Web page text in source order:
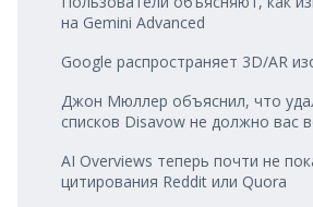
на Gemini Advanced
Google распространяет 3D/AR
Джон Мюллер объяснил, что
списков Disavow не должно вас
AI Overviews теперь почти не
цитирования Reddit или Quora